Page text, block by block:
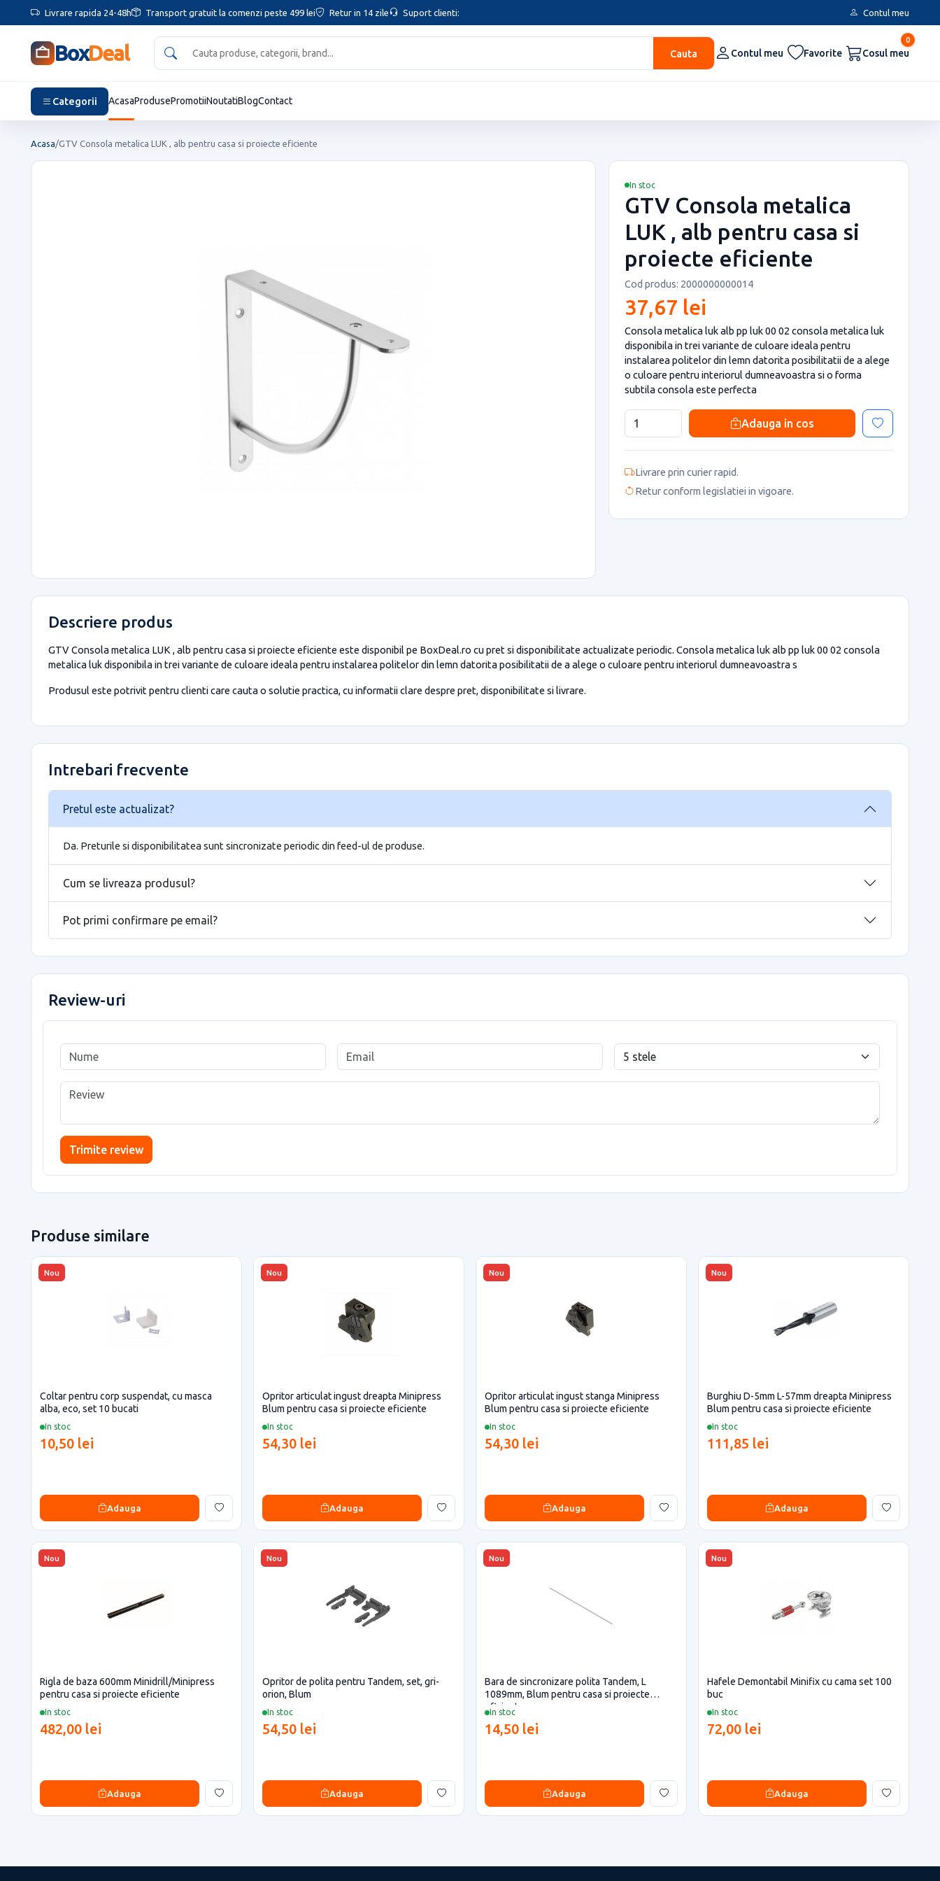
Livrare rapida 24-48h Transport gratuit la comenzi peste 499 lei Retur in 14 zile Suport clienti: Contul meu
BoxDeal Cauta Contul meu Favorite
0
Cosul meu
Categorii AcasaProdusePromotiiNoutatiBlogContact
Acasa/GTV Consola metalica LUK , alb pentru casa si proiecte eficiente
In stoc
GTV Consola metalica
LUK , alb pentru casa si
proiecte eficiente
Cod produs: 2000000000014
37,67 lei
Consola metalica luk alb pp luk 00 02 consola metalica luk
disponibila in trei variante de culoare ideala pentru
instalarea politelor din lemn datorita posibilitatii de a alege
o culoare pentru interiorul dumneavoastra si o forma
subtila consola este perfecta
Adauga in cos
Livrare prin curier rapid.
Retur conform legislatiei in vigoare.
Descriere produs
GTV Consola metalica LUK , alb pentru casa si proiecte eficiente este disponibil pe BoxDeal.ro cu pret si disponibilitate actualizate periodic. Consola metalica luk alb pp luk 00 02 consola
metalica luk disponibila in trei variante de culoare ideala pentru instalarea politelor din lemn datorita posibilitatii de a alege o culoare pentru interiorul dumneavoastra s
Produsul este potrivit pentru clienti care cauta o solutie practica, cu informatii clare despre pret, disponibilitate si livrare.
Intrebari frecvente
Pretul este actualizat?
Da. Preturile si disponibilitatea sunt sincronizate periodic din feed-ul de produse.
Cum se livreaza produsul?
Pot primi confirmare pe email?
Review-uri
Trimite review
Produse similare
Nou
In stoc
Coltar pentru corp suspendat, cu masca
alba, eco, set 10 bucati
10,50 lei
Adauga
Nou
In stoc
Opritor articulat ingust dreapta Minipress
Blum pentru casa si proiecte eficiente
54,30 lei
Adauga
Nou
In stoc
Opritor articulat ingust stanga Minipress
Blum pentru casa si proiecte eficiente
54,30 lei
Adauga
Nou
In stoc
Burghiu D-5mm L-57mm dreapta Minipress
Blum pentru casa si proiecte eficiente
111,85 lei
Adauga
Nou
In stoc
Rigla de baza 600mm Minidrill/Minipress
pentru casa si proiecte eficiente
482,00 lei
Adauga
Nou
In stoc
Opritor de polita pentru Tandem, set, gri-
orion, Blum
54,50 lei
Adauga
Nou
In stoc
Bara de sincronizare polita Tandem, L
1089mm, Blum pentru casa si proiecte
eficiente
14,50 lei
Adauga
Nou
In stoc
Hafele Demontabil Minifix cu cama set 100
buc
72,00 lei
Adauga